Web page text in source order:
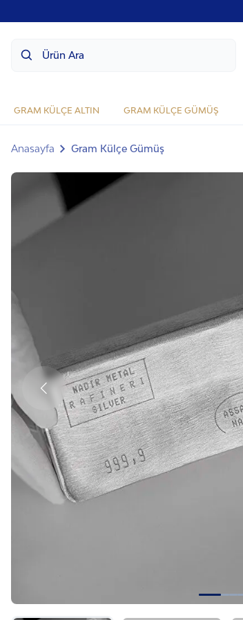
Ürün Ara
GRAM KÜLÇE ALTIN GRAM KÜLÇE GÜMÜŞ
Anasayfa Gram Külçe Gümüş